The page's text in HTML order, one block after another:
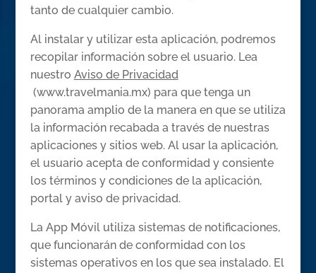
tanto de cualquier cambio.
Al instalar y utilizar esta aplicación, podremos
recopilar información sobre el usuario. Lea
nuestro Aviso de Privacidad
(www.travelmania.mx) para que tenga un
panorama amplio de la manera en que se utiliza
la información recabada a través de nuestras
aplicaciones y sitios web. Al usar la aplicación,
el usuario acepta de conformidad y consiente
los términos y condiciones de la aplicación,
portal y aviso de privacidad.
La App Móvil utiliza sistemas de notificaciones,
que funcionarán de conformidad con los
sistemas operativos en los que sea instalado. El